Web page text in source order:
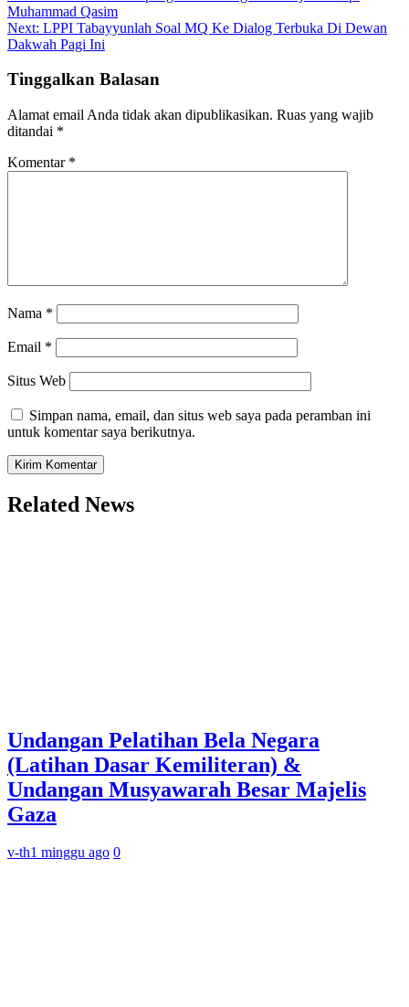
pos
Muhammad Qasim
Next: LPPI Tabayyunlah Soal MQ Ke Dialog Terbuka Di Dewan
Dakwah Pagi Ini
Tinggalkan Balasan
Alamat email Anda tidak akan dipublikasikan. Ruas yang wajib
ditandai *
Komentar *
Nama *
Email *
Situs Web
Simpan nama, email, dan situs web saya pada peramban ini
untuk komentar saya berikutnya.
Related News
Undangan Pelatihan Bela Negara
(Latihan Dasar Kemiliteran) &
Undangan Musyawarah Besar Majelis
Gaza
v-th1 minggu ago 0